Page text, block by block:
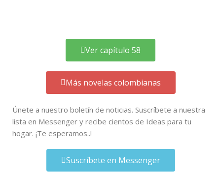
Ver capítulo 58
Más novelas colombianas
Únete a nuestro boletín de noticias. Suscríbete a nuestra
lista en Messenger y recibe cientos de Ideas para tu
hogar. ¡Te esperamos..!
Suscríbete en Messenger